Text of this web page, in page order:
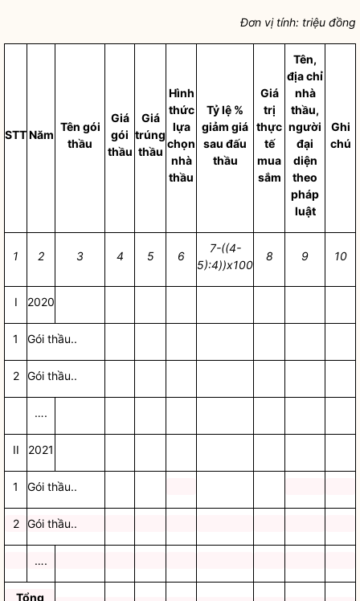
Đơn vị tính: triệu đồng
STTNăm
Tên gói
thầu
Giá
gói
thầu
Giá
trúng
thầu
Hình
thức
lựa
chọn
nhà
thầu
Tỷ lệ %
giảm giá
sau đấu
thầu
Giá
trị
thực
tế
mua
sắm
Tên,
địa chỉ
nhà
thầu,
người
đại
diện
theo
pháp
luật
Ghi
chú
1 2 3 4 5 6
7-((4-
5):4))x100
8 9 10
I 2020
1 Gói thầu..
2 Gói thầu..
….
II 2021
1 Gói thầu..
2 Gói thầu..
….
Tổng